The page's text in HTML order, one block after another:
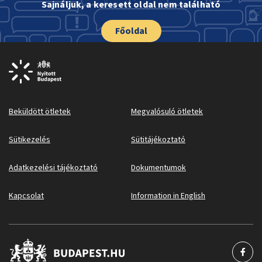
Sajnáljuk, a keresett oldal nem található
Főoldal
Beküldött ötletek Megvalósuló ötletek
Sütikezelés Sütitájékoztató
Adatkezelési tájékoztató Dokumentumok
Kapcsolat Information in English